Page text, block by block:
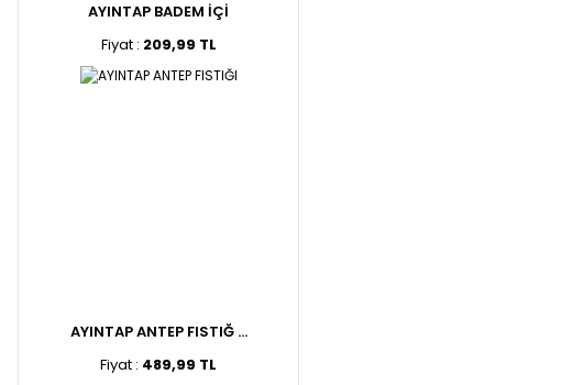
AYINTAP BADEM İÇİ
Fiyat : 209,99 TL
AYINTAP ANTEP FISTIĞ ...
Fiyat : 489,99 TL